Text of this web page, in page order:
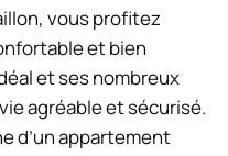
vous profitez
et bien
et ses nombreux
agréable et sécurisé.
d’un appartement